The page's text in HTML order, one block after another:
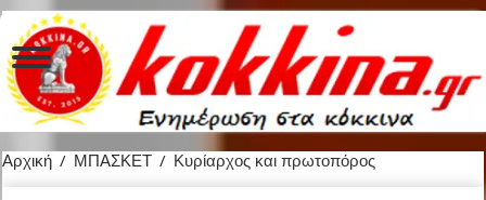
Αρχική / ΜΠΑΣΚΕΤ / Κυρίαρχος και πρωτοπόρος